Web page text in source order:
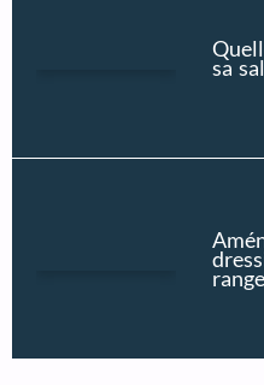
sa